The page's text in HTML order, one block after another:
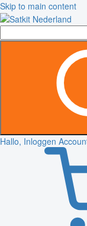
Skip to main content
Hallo, Inloggen